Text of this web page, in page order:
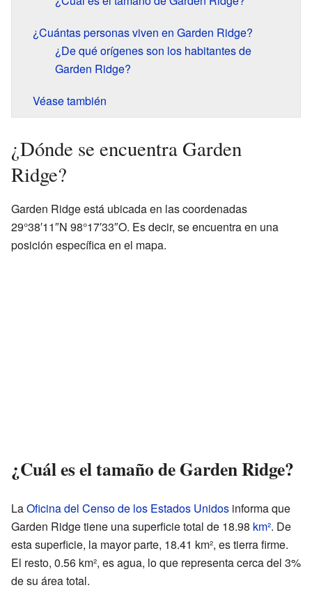
¿Cuántas personas viven en Garden Ridge?
¿De qué orígenes son los habitantes de
Garden Ridge?
Véase también
¿Dónde se encuentra Garden
Ridge?
Garden Ridge está ubicada en las coordenadas
29°38′11″N 98°17′33″O. Es decir, se encuentra en una
posición específica en el mapa.
¿Cuál es el tamaño de Garden Ridge?
LaOficina del Censo de los Estados Unidos informa que
Garden Ridge tiene una superficie total de 18.98 km². De
esta superficie, la mayor parte, 18.41 km², es tierra firme.
El resto, 0.56 km², es agua, lo que representa cerca del 3%
de su área total.